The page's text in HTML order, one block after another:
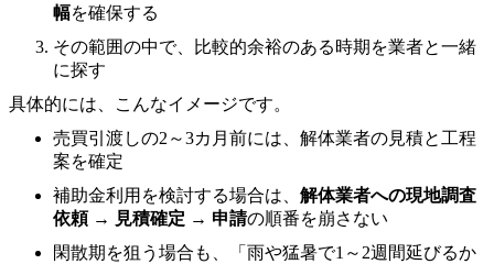
幅を確保する
その範囲の中で、比較的余裕のある時期を業者と一緒
に探す
具体的には、こんなイメージです。
売買引渡しの2～3カ月前には、解体業者の見積と工程
案を確定
補助金利用を検討する場合は、 解体業者への現地調査
依頼 → 見積確定 → 申請の順番を崩さない
閑散期を狙う場合も、「雨や猛暑で1～2週間延びるか